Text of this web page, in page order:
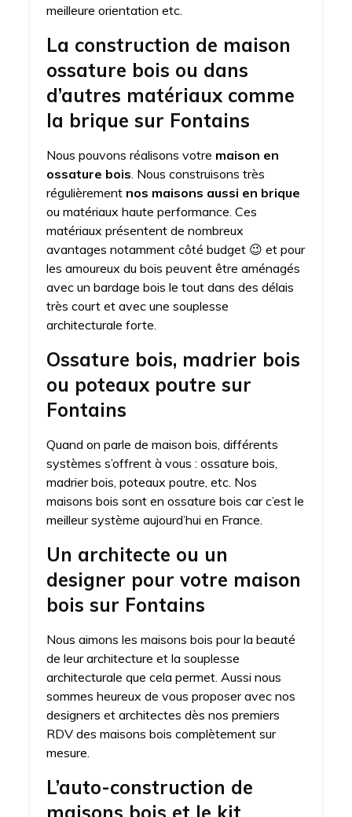
meilleure orientation etc.
La construction de maison
ossature bois ou dans
d’autres matériaux comme
la brique sur Fontains
Nous pouvons réalisons votre maison en
ossature bois. Nous construisons très
régulièrement nos maisons aussi en brique
ou matériaux haute performance. Ces
matériaux présentent de nombreux
avantages notamment côté budget 😉 et pour
les amoureux du bois peuvent être aménagés
avec un bardage bois le tout dans des délais
très court et avec une souplesse
architecturale forte.
Ossature bois, madrier bois
ou poteaux poutre sur
Fontains
Quand on parle de maison bois, différents
systèmes s’offrent à vous : ossature bois,
madrier bois, poteaux poutre, etc. Nos
maisons bois sont en ossature bois car c’est le
meilleur système aujourd’hui en France.
Un architecte ou un
designer pour votre maison
bois sur Fontains
Nous aimons les maisons bois pour la beauté
de leur architecture et la souplesse
architecturale que cela permet. Aussi nous
sommes heureux de vous proposer avec nos
designers et architectes dès nos premiers
RDV des maisons bois complètement sur
mesure.
L’auto-construction de
maisons bois et le kit